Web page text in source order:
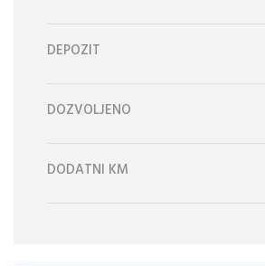
DEPOZIT
DOZVOLJENO
DODATNI KM